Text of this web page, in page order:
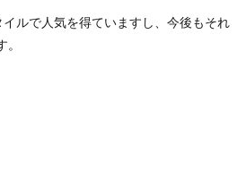
ルで人気を得ていますし、今後もそれ